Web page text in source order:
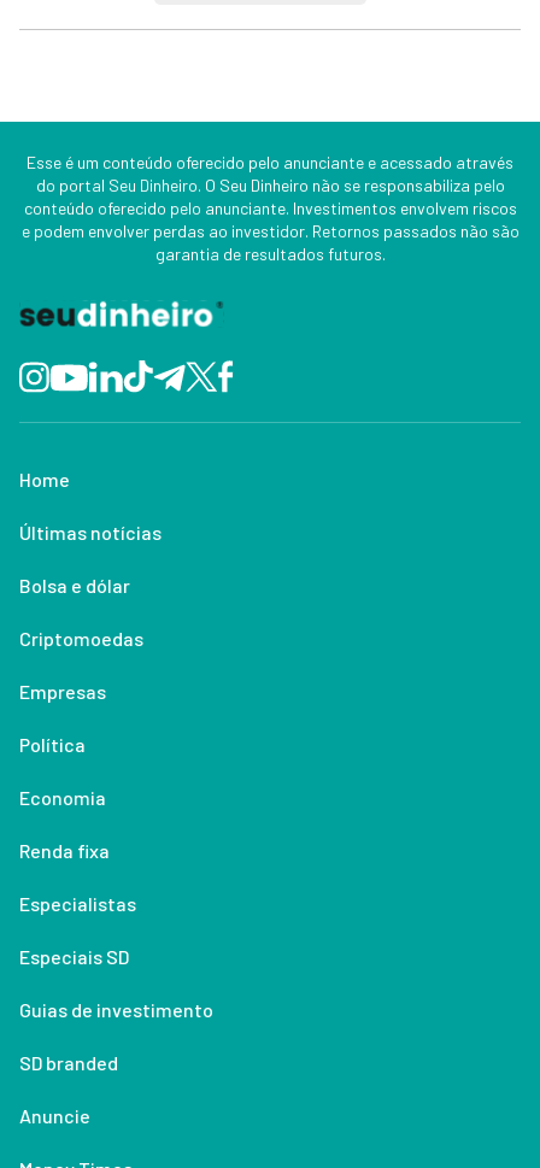
Esse é um conteúdo oferecido pelo anunciante e acessado através
do portal Seu Dinheiro. O Seu Dinheiro não se responsabiliza pelo
conteúdo oferecido pelo anunciante. Investimentos envolvem riscos
e podem envolver perdas ao investidor. Retornos passados não são
garantia de resultados futuros.
Home
Últimas notícias
Bolsa e dólar
Criptomoedas
Empresas
Política
Economia
Renda fixa
Especialistas
Especiais SD
Guias de investimento
SD branded
Anuncie